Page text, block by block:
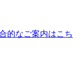
的なご案内はこち